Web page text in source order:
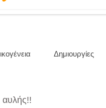
Δημιουργίες
αυλής!!